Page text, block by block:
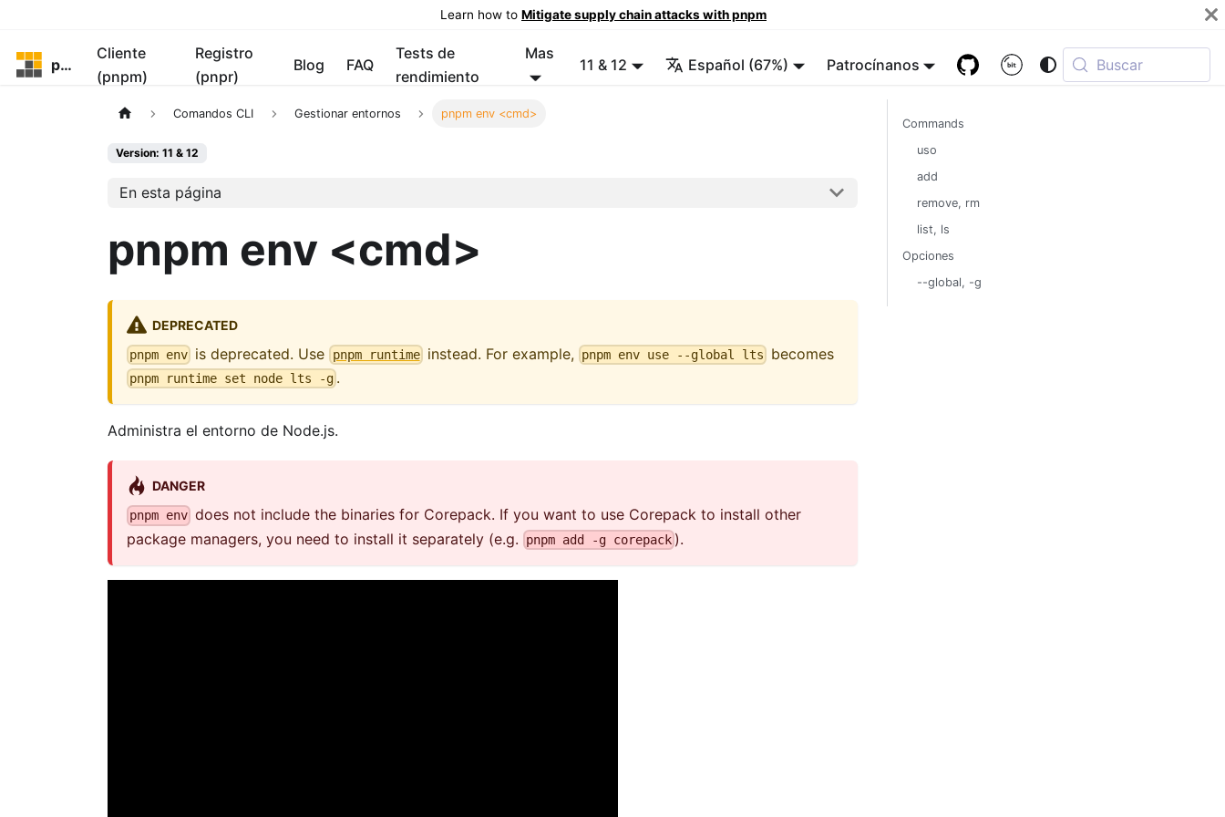
Learn how to Mitigate supply chain attacks with pnpm
pnpm
Cliente
(pnpm)
Registro
(pnpr)
Blog FAQ
Tests de
rendimiento
Mas
11 & 12 Español (67%) Patrocínanos Buscar
Comandos CLI Gestionar entornos pnpm env <cmd>
Version: 11 & 12
En esta página
pnpm env <cmd>
DEPRECATED
pnpm env is deprecated. Use pnpm runtimeinstead. For example, pnpm env use --global lts becomes
pnpm runtime set node lts -g .
Administra el entorno de Node.js.
DANGER
pnpm env does not include the binaries for Corepack. If you want to use Corepack to install other
package managers, you need to install it separately (e.g.
pnpm add -g corepack ).
Commands
uso
add
remove, rm
list, ls
Opciones
--global, -g